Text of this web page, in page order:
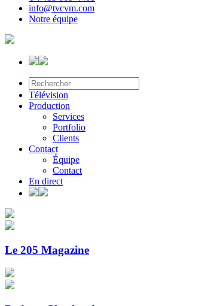
info@tvcvm.com
Notre équipe
Télévision
Production
Services
Portfolio
Clients
Contact
Équipe
Contact
En direct
Le 205 Magazine